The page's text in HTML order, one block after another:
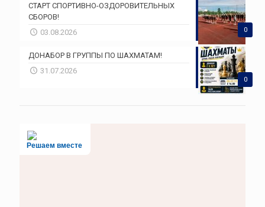
0
СТАРТ СПОРТИВНО-ОЗДОРОВИТЕЛЬНЫХ
СБОРОВ!
03.08.2026
0
ДОНАБОР В ГРУППЫ ПО ШАХМАТАМ!
31.07.2026
Решаем вместе